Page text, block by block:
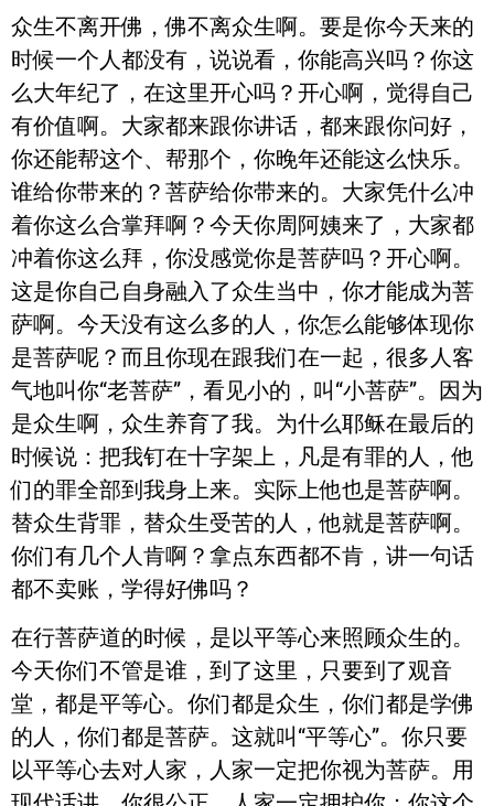
众生不离开佛，佛不离众生啊。要是你今天来的
时候一个人都没有，说说看，你能高兴吗？你这
么大年纪了，在这里开心吗？开心啊，觉得自己
有价值啊。大家都来跟你讲话，都来跟你问好，
你还能帮这个、帮那个，你晚年还能这么快乐。
谁给你带来的？菩萨给你带来的。大家凭什么冲
着你这么合掌拜啊？今天你周阿姨来了，大家都
冲着你这么拜，你没感觉你是菩萨吗？开心啊。
这是你自己自身融入了众生当中，你才能成为菩
萨啊。今天没有这么多的人，你怎么能够体现你
是菩萨呢？而且你现在跟我们在一起，很多人客
气地叫你“老菩萨”，看见小的，叫“小菩萨”。因为
是众生啊，众生养育了我。为什么耶稣在最后的
时候说：把我钉在十字架上，凡是有罪的人，他
们的罪全部到我身上来。实际上他也是菩萨啊。
替众生背罪，替众生受苦的人，他就是菩萨啊。
你们有几个人肯啊？拿点东西都不肯，讲一句话
都不卖账，学得好佛吗？
在行菩萨道的时候，是以平等心来照顾众生的。
今天你们不管是谁，到了这里，只要到了观音
堂，都是平等心。你们都是众生，你们都是学佛
的人，你们都是菩萨。这就叫“平等心”。你只要
以平等心去对人家，人家一定把你视为菩萨。用